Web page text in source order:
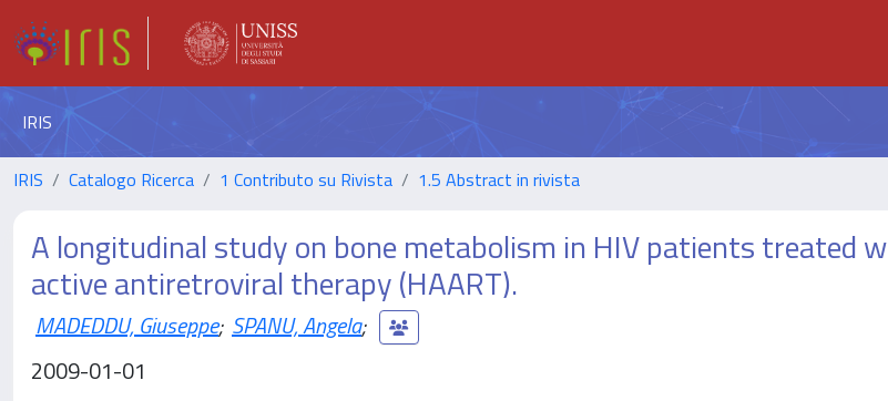
IRIS
IRIS Catalogo Ricerca 1 Contributo su Rivista 1.5 Abstract in rivista
A longitudinal study on bone metabolism in HIV patients treated
active antiretroviral therapy (HAART).
MADEDDU, Giuseppe; SPANU, Angela;
2009-01-01